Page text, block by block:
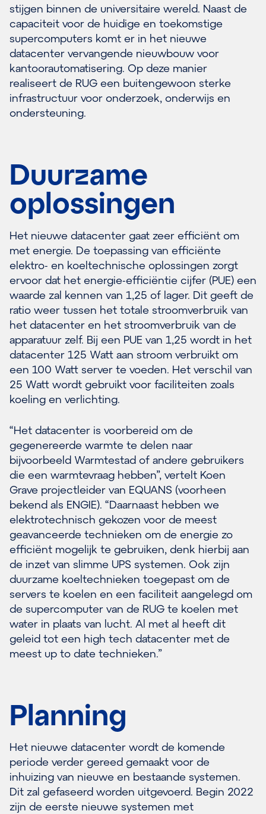
stijgen binnen de universitaire wereld. Naast de
capaciteit voor de huidige en toekomstige
supercomputers komt er in het nieuwe
datacenter vervangende nieuwbouw voor
kantoorautomatisering. Op deze manier
realiseert de RUG een buitengewoon sterke
infrastructuur voor onderzoek, onderwijs en
ondersteuning.
Duurzame
oplossingen
Het nieuwe datacenter gaat zeer efficiënt om
met energie. De toepassing van efficiënte
elektro- en koeltechnische oplossingen zorgt
ervoor dat het energie-efficiëntie cijfer (PUE) een
waarde zal kennen van 1,25 of lager. Dit geeft de
ratio weer tussen het totale stroomverbruik van
het datacenter en het stroomverbruik van de
apparatuur zelf. Bij een PUE van 1,25 wordt in het
datacenter 125 Watt aan stroom verbruikt om
een 100 Watt server te voeden. Het verschil van
25 Watt wordt gebruikt voor faciliteiten zoals
koeling en verlichting.
“Het datacenter is voorbereid om de
gegenereerde warmte te delen naar
bijvoorbeeld Warmtestad of andere gebruikers
die een warmtevraag hebben”, vertelt Koen
Grave projectleider van EQUANS (voorheen
bekend als ENGIE). “Daarnaast hebben we
elektrotechnisch gekozen voor de meest
geavanceerde technieken om de energie zo
efficiënt mogelijk te gebruiken, denk hierbij aan
de inzet van slimme UPS systemen. Ook zijn
duurzame koeltechnieken toegepast om de
servers te koelen en een faciliteit aangelegd om
de supercomputer van de RUG te koelen met
water in plaats van lucht. Al met al heeft dit
geleid tot een high tech datacenter met de
meest up to date technieken.”
Planning
Het nieuwe datacenter wordt de komende
periode verder gereed gemaakt voor de
inhuizing van nieuwe en bestaande systemen.
Dit zal gefaseerd worden uitgevoerd. Begin 2022
zijn de eerste nieuwe systemen met